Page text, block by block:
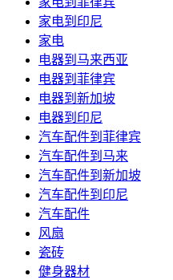
家电到印尼
家电
电器到马来西亚
电器到菲律宾
电器到新加坡
电器到印尼
汽车配件到菲律宾
汽车配件到马来
汽车配件到新加坡
汽车配件到印尼
汽车配件
风扇
瓷砖
健身器材